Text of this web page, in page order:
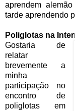
aprendem
tarde aprendendo
Poliglotas na
Gostaria de
relatar
brevemente a
minha
participação no
encontro de
poliglotas em